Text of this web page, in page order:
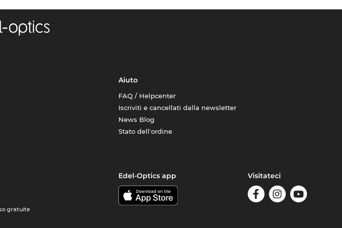
Aiuto
FAQ / Helpcenter
Iscriviti e cancellati dalla newsletter
News Blog
Stato dell'ordine
gratuite
Edel-Optics app Visitateci